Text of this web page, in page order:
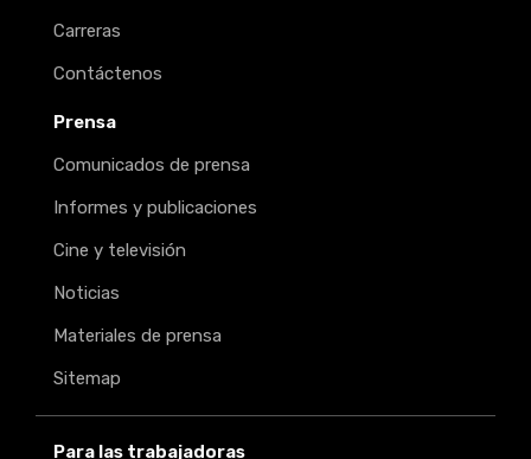
Carreras
Contáctenos
Prensa
Comunicados de prensa
Informes y publicaciones
Cine y televisión
Noticias
Materiales de prensa
Sitemap
Para las trabajadoras